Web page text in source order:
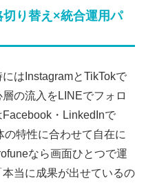
り替え×統合運用パ
はInstagramとTikTokで
の流入をLINEでフォロ
・LinkedInで
特性に合わせて自在に
なら画面ひとつで運
当に成果が出せているの